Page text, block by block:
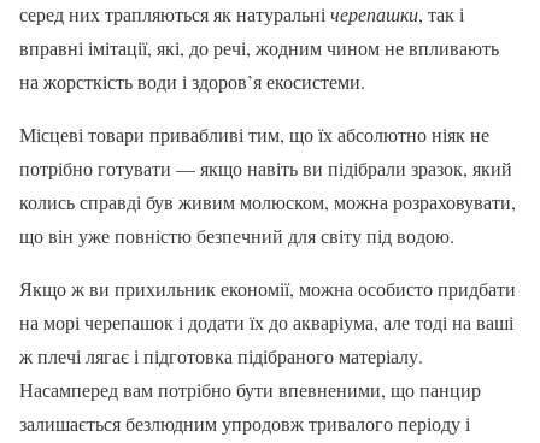
серед них трапляються як натуральнічерепашки, так і
вправні імітації, які, до речі, жодним чином не впливають
на жорсткість води і здоров’я екосистеми.
Місцеві товари привабливі тим, що їх абсолютно ніяк не
потрібно готувати — якщо навіть ви підібрали зразок, який
колись справді був живим молюском, можна розраховувати,
що він уже повністю безпечний для світу під водою.
Якщо ж ви прихильник економії, можна особисто придбати
на морі черепашок і додати їх до акваріума, але тоді на ваші
ж плечі лягає і підготовка підібраного матеріалу.
Насамперед вам потрібно бути впевненими, що панцир
залишається безлюдним упродовж тривалого періоду і